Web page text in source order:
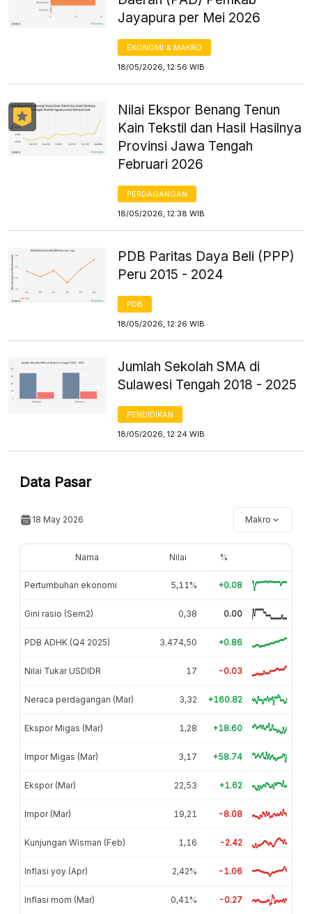
Jayapura per Mei 2026
EKONOMI & MAKRO
18/05/2026, 12:56 WIB
Nilai Ekspor Benang Tenun
Kain Tekstil dan Hasil Hasilnya
Provinsi Jawa Tengah
Februari 2026
PERDAGANGAN
18/05/2026, 12:38 WIB
PDB Paritas Daya Beli (PPP)
Peru 2015 - 2024
PDB
18/05/2026, 12:26 WIB
Jumlah Sekolah SMA di
Sulawesi Tengah 2018 - 2025
PENDIDIKAN
18/05/2026, 12:24 WIB
Data Pasar
18 May 2026 Makro
Nama Nilai %
Pertumbuhan ekonomi 5,11% +0.08
Gini rasio (Sem2) 0,38 0.00
PDB ADHK (Q4 2025) 3.474,50 +0.86
Nilai Tukar USDIDR 17 -0.03
Neraca perdagangan (Mar) 3,32 +160.82
Ekspor Migas (Mar) 1,28 +18.60
Impor Migas (Mar) 3,17 +58.74
Ekspor (Mar) 22,53 +1.62
Impor (Mar) 19,21 -8.08
Kunjungan Wisman (Feb) 1,16 -2.42
Inflasi yoy (Apr) 2,42% -1.06
Inflasi mom (Mar) 0,41% -0.27